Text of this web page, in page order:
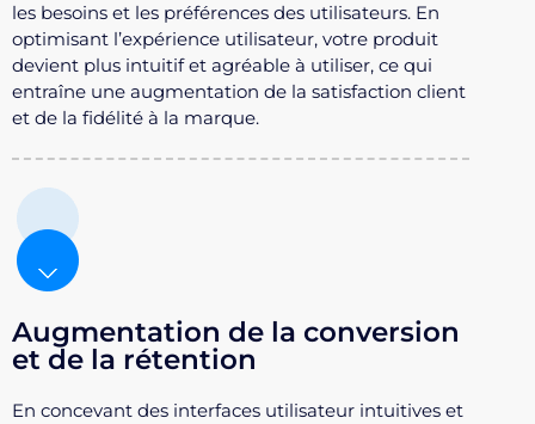
les besoins et les préférences des utilisateurs. En
optimisant l’expérience utilisateur, votre produit
devient plus intuitif et agréable à utiliser, ce qui
entraîne une augmentation de la satisfaction client
et de la fidélité à la marque.
Augmentation de la conversion
et de la rétention
En concevant des interfaces utilisateur intuitives et